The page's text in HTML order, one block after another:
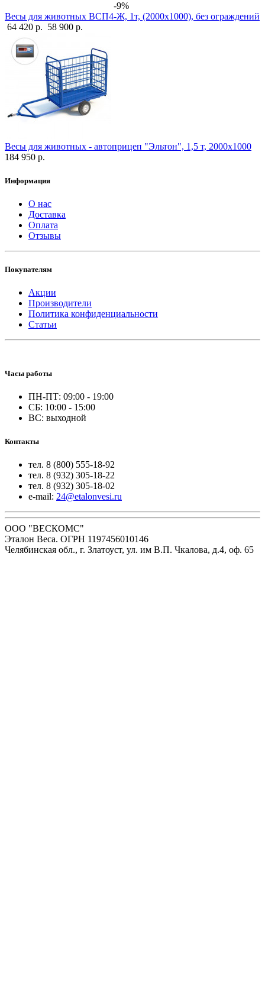
-9%
Весы для животных ВСП4-Ж, 1т, (2000х1000), без ограждений
64 420 р. 58 900 р.
Весы для животных - автоприцеп "Эльтон", 1,5 т, 2000х1000
184 950 р.
Информация
О нас
Доставка
Оплата
Отзывы
Покупателям
Акции
Производители
Политика конфиденциальности
Статьи
Часы работы
ПН-ПТ: 09:00 - 19:00
СБ: 10:00 - 15:00
ВС: выходной
Контакты
тел. 8 (800) 555-18-92
тел. 8 (932) 305-18-22
тел. 8 (932) 305-18-02
e-mail: 24@etalonvesi.ru
ООО "ВЕСКОМС"
Эталон Веса. ОГРН 1197456010146
Челябинская обл., г. Златоуст, ул. им В.П. Чкалова, д.4, оф. 65